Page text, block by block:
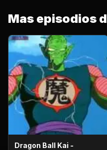
Mas episodios
Dragon Ball Kai -